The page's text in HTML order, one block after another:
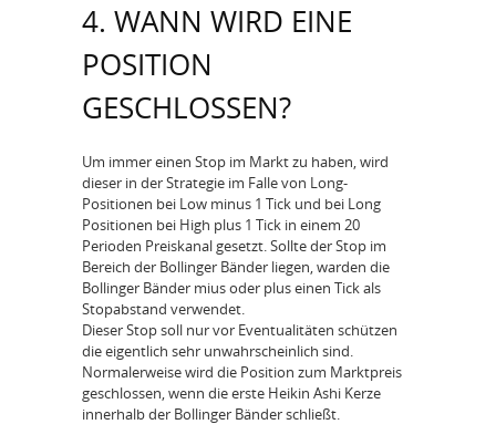
4. WANN WIRD EINE
POSITION
GESCHLOSSEN?
Um immer einen Stop im Markt zu haben, wird
dieser in der Strategie im Falle von Long-
Positionen bei Low minus 1 Tick und bei Long
Positionen bei High plus 1 Tick in einem 20
Perioden Preiskanal gesetzt. Sollte der Stop im
Bereich der Bollinger Bänder liegen, warden die
Bollinger Bänder mius oder plus einen Tick als
Stopabstand verwendet.
Dieser Stop soll nur vor Eventualitäten schützen
die eigentlich sehr unwahrscheinlich sind.
Normalerweise wird die Position zum Marktpreis
geschlossen, wenn die erste Heikin Ashi Kerze
innerhalb der Bollinger Bänder schließt.